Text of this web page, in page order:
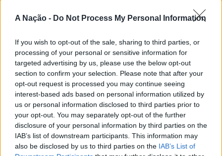
A Nação - Do Not Process My Personal Information
If you wish to opt-out of the sale, sharing to third parties, or
processing of your personal or sensitive information for
targeted advertising by us, please use the below opt-out
section to confirm your selection. Please note that after your
opt-out request is processed you may continue seeing
interest-based ads based on personal information utilized by
us or personal information disclosed to third parties prior to
your opt-out. You may separately opt-out of the further
disclosure of your personal information by third parties on the
IAB’s list of downstream participants. This information may
also be disclosed by us to third parties on the IAB’s List of
A visita termina às 12h30, com um almoço-convívio com
jovens no Largo da Câmara Municipal.
Instituído pelas Nações Unidas, o “Dia Internacional da
Juventude”procura chamar a atenção para os desafios,
as oportunidades e a participação das novas gerações na
sociedade.
Ígor Lopes
ATUALIDADE
Cultura digital pode “comprometer”
a criatividade antes de “provocar”
mudanças genéticas, diz
neurocientista
Publicado 2 dias atrás on 08/08/2026
Por Ígor Lopes